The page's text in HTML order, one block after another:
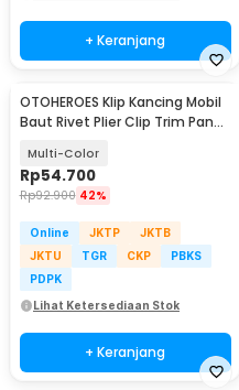
+ Keranjang
OTOHEROES Klip Kancing Mobil
Baut Rivet Plier Clip Trim Panel
Multi-Color
Rp54.700
Rp92.900 42%
Online JKTP
JKTB
JKTU
TGR CKP
PBKS
PDPK
Lihat Ketersediaan Stok
+ Keranjang